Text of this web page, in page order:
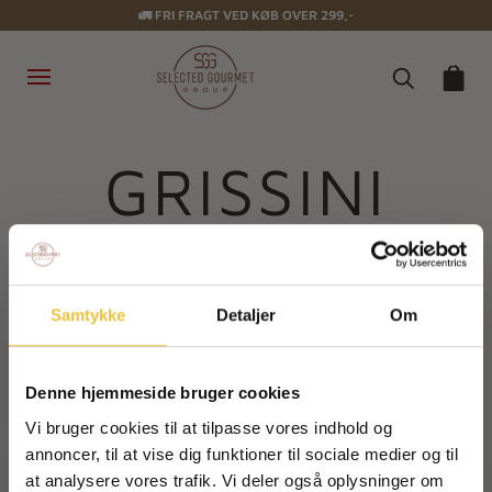
Samtykke Detaljer Om
Denne hjemmeside bruger cookies
Vi bruger cookies til at tilpasse vores indhold og
annoncer, til at vise dig funktioner til sociale medier og til
at analysere vores trafik. Vi deler også oplysninger om
🚛 FRI FRAGT VED KØB OVER 299,-
GRISSINI
produkter.
RETUR TIL FORSIDEN
Ingen spam - kun sød chokolade